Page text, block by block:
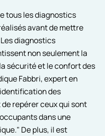
tous les diagnostics
avant de mettre
diagnostics
non seulement la
sécurité et le confort des
Fabbri, expert en
des
repérer ceux qui sont
dans une
De plus, il est